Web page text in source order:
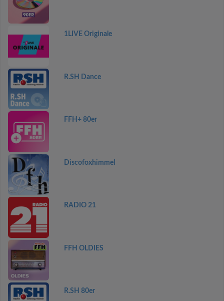
1LIVE Originale
R.SH Dance
FFH+ 80er
Discofoxhimmel
RADIO 21
FFH OLDIES
R.SH 80er